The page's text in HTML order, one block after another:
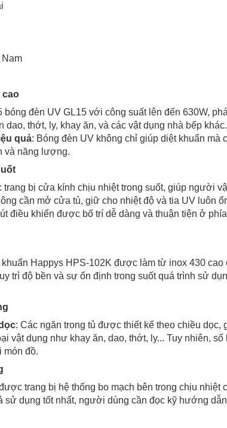
Nam
cao
bóng đèn UV GL15 với công suất lên đến 630W,
dao, thớt, ly, khay ăn, và các vật dụng nhà bếp khác.
quả: Bóng đèn UV không chỉ giúp diệt khuẩn mà
và năng lượng.
trang bị cửa kính chịu nhiệt trong suốt, giúp người
cần mở cửa tủ, giữ cho nhiệt độ và tia UV luôn
điều khiển được bố trí dễ dàng và thuận tiện ở
khuẩn Happys HPS-102K được làm từ inox 430
trì độ bền và sự ổn định trong suốt quá trình sử
: Các ngăn trong tủ được thiết kế theo chiều dọc,
vật dụng như khay ăn, dao, thớt, ly... Tuy nhiên,
món đồ.
trang bị hệ thống bo mạch bên trong chịu nhiệt
sử dụng tốt nhất, người dùng cần đọc kỹ hướng